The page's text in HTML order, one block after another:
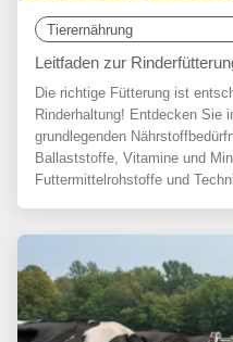
Tierernährung
Leitfaden zur
Die richtige Fütterung ist
Rinderhaltung! Entdecken Sie
grundlegenden
Ballaststoffe, Vitamine und
Futtermittelrohstoffe und